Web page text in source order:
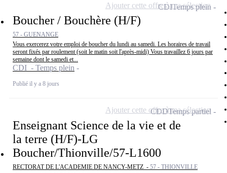
Boucher / Bouchère (H/F)
57 - GUENANGE
Vous exercerez votre emploi de boucher du lundi au samedi. Les horaires de travail
seront fixés par roulement (soit le matin soit l'après-midi) Vous travaillez 6 jours par
semaine dont le samedi et...
CDI - Temps plein
Publié il y a 8 jours
CDITemps plein
Ajouter cette offre à ma sélection
Enseignant Science de la vie et de
la terre (H/F)-LG
Boucher/Thionville/57-L1600
RECTORAT DE L'ACADEMIE DE NANCY-METZ - 57 - THIONVILLE
CDDTemps partiel
Ajouter cette offre à ma sélection